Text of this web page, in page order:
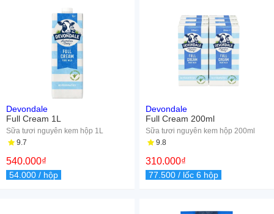
Devondale
Full Cream 1L
Sữa tươi nguyên kem hộp 1L
9.7
540.000₫
54.000 / hộp
Devondale
Full Cream 200ml
Sữa tươi nguyên kem hộp 200ml
9.8
310.000₫
77.500 / lốc 6 hộp